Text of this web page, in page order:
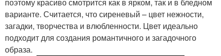
поэтому красиво смотрится как в ярком, так и в бледном
варианте. Считается, что сиреневый – цвет нежности,
загадки, творчества и влюбленности. Цвет идеально
подходит для создания романтичного и загадочного
образа.